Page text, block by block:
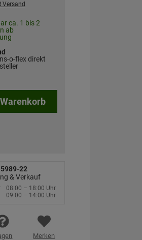
Versand
ca. 1 bis 2
ab
o-flex direkt
22
& Verkauf
08:00 – 18:00 Uhr
09:00 – 14:00 Uhr
Merken